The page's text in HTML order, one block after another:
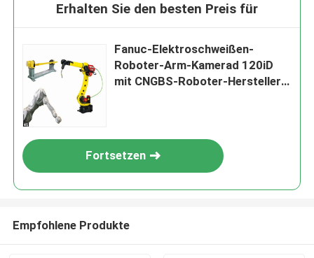
Erhalten Sie den besten Preis für
Fanuc-Elektroschweißen-
Roboter-Arm-Kamerad 120iD
mit CNGBS-Roboter-Hersteller
Fortsetzen
Empfohlene Produkte